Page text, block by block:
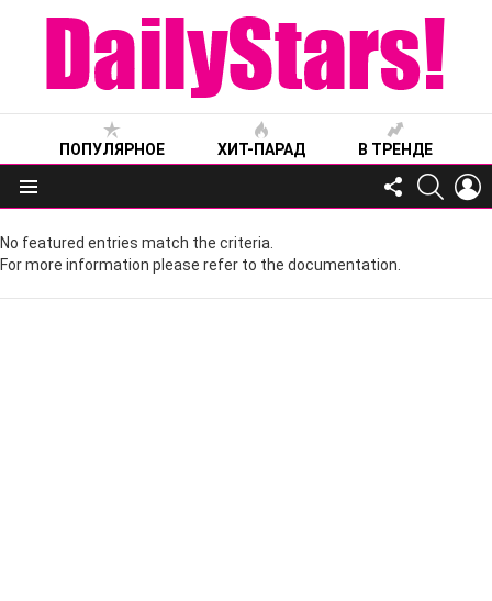
ПОПУЛЯРНОЕ ХИТ-ПАРАД В ТРЕНДЕ
Меню
FOLLOW
US
No featured entries match the criteria.
For more information please refer to the documentation.